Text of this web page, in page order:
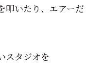
叩いたり、エアーだ
スタジオを